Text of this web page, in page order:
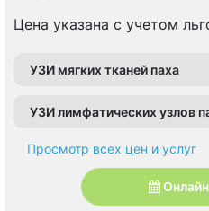
Цена указана с учетом
УЗИ мягких тканей паха
УЗИ лимфатических узлов
Просмотр всех цен и услуг